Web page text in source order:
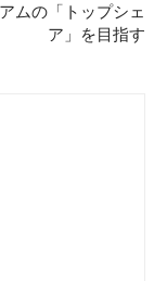
ムの「トップシェ
ア」を目指す